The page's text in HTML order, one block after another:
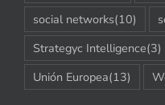
social networks(10)
Strategyc Intelligence(3)
Unión Europea(13)